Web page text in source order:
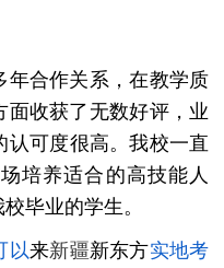
年合作关系，在教学质
面收获了无数好评，业
认可度很高。我校一直
培养适合的高技能人
毕业的学生。
以来新疆新东方实地考